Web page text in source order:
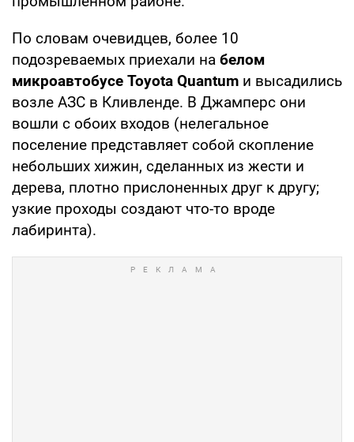
По словам очевидцев, более 10
подозреваемых приехали на белом
микроавтобусе Toyota Quantum и высадились
возле АЗС в Кливленде. В Джамперс они
вошли с обоих входов (нелегальное
поселение представляет собой скопление
небольших хижин, сделанных из жести и
дерева, плотно прислоненных друг к другу;
узкие проходы создают что-то вроде
лабиринта).